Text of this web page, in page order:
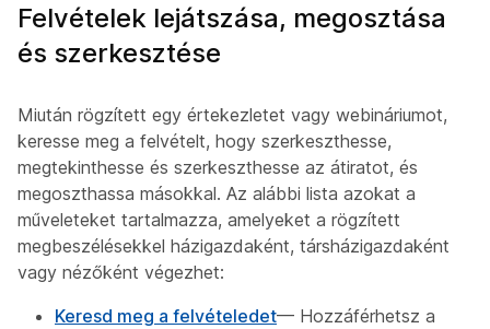
Felvételek lejátszása, megosztása
és szerkesztése
Miután rögzített egy értekezletet vagy webináriumot,
keresse meg a felvételt, hogy szerkeszthesse,
megtekinthesse és szerkeszthesse az átiratot, és
megoszthassa másokkal. Az alábbi lista azokat a
műveleteket tartalmazza, amelyeket a rögzített
megbeszélésekkel házigazdaként, társházigazdaként
vagy nézőként végezhet:
Keresd meg a felvételedet— Hozzáférhetsz a